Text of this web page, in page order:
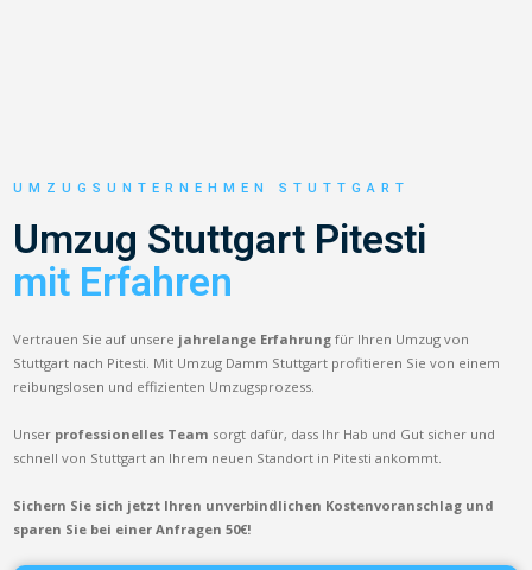
UMZUGSUNTERNEHMEN STUTTGART
Umzug Stuttgart Pitesti
mit Erfahren
Vertrauen Sie auf unsere jahrelange Erfahrung für Ihren Umzug von
Stuttgart nach Pitesti. Mit Umzug Damm Stuttgart profitieren Sie von einem
reibungslosen und effizienten Umzugsprozess.
Unser professionelles Team sorgt dafür, dass Ihr Hab und Gut sicher und
schnell von Stuttgart an Ihrem neuen Standort in Pitesti ankommt.
Sichern Sie sich jetzt Ihren unverbindlichen Kostenvoranschlag und
sparen Sie bei einer Anfragen 50€!